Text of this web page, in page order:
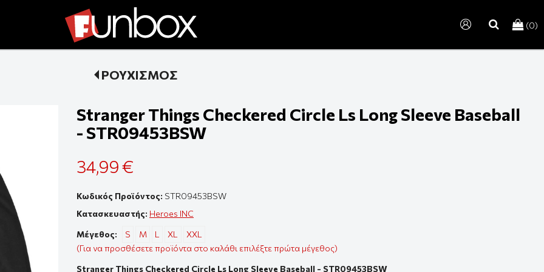
(0)
search
ΡΟΥΧΙΣΜΟΣ
Stranger Things Checkered Circle Ls Long Sleeve Baseball
- STR09453BSW
34,99 €
Κωδικός Προϊόντος: STR09453BSW
Κατασκευαστής: Heroes INC
(Για να προσθέσετε προϊόντα στο καλάθι επιλέξτε πρώτα μέγεθος)
Μέγεθος: S M L XL XXL
Stranger Things Checkered Circle Ls Long Sleeve Baseball - STR09453BSW